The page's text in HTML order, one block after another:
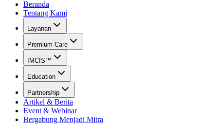
Beranda
Tentang Kami
Layanan
Premium Care
IMCIS™
Education
Partnership
Artikel & Berita
Event & Webinar
Bergabung Menjadi Mitra